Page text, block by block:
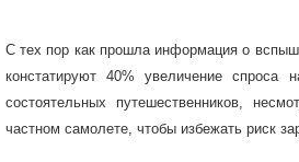
С тех пор как прошла информация о
констатируют 40% увеличение
состоятельных путешественников,
частном самолете, чтобы избежать риск